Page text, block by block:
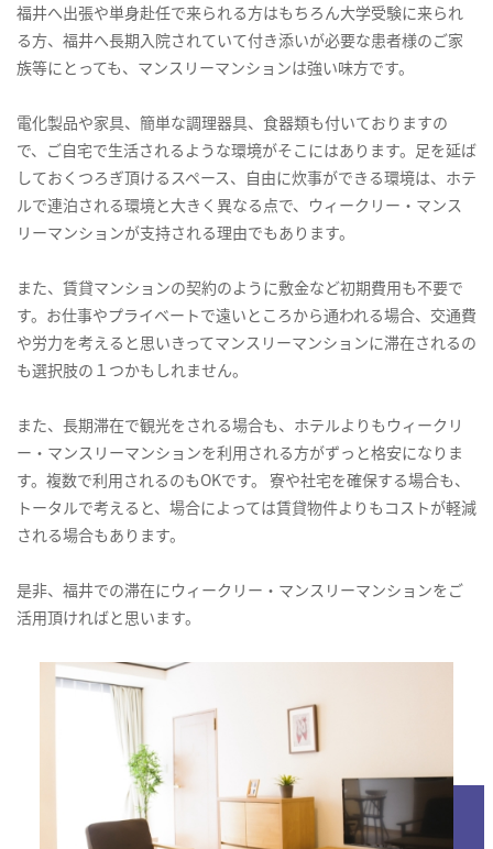
福井へ出張や単身赴任で来られる方はもちろん大学受験に来られ
る方、福井へ長期入院されていて付き添いが必要な患者様のご家
族等にとっても、マンスリーマンションは強い味方です。
電化製品や家具、簡単な調理器具、食器類も付いておりますの
で、ご自宅で生活されるような環境がそこにはあります。足を延ば
しておくつろぎ頂けるスペース、自由に炊事ができる環境は、ホテ
ルで連泊される環境と大きく異なる点で、ウィークリー・マンス
リーマンションが支持される理由でもあります。
また、賃貸マンションの契約のように敷金など初期費用も不要で
す。お仕事やプライベートで遠いところから通われる場合、交通費
や労力を考えると思いきってマンスリーマンションに滞在されるの
も選択肢の１つかもしれません。
また、長期滞在で観光をされる場合も、ホテルよりもウィークリ
ー・マンスリーマンションを利用される方がずっと格安になりま
す。複数で利用されるのもOKです。 寮や社宅を確保する場合も、
トータルで考えると、場合によっては賃貸物件よりもコストが軽減
される場合もあります。
是非、福井での滞在にウィークリー・マンスリーマンションをご
活用頂ければと思います。